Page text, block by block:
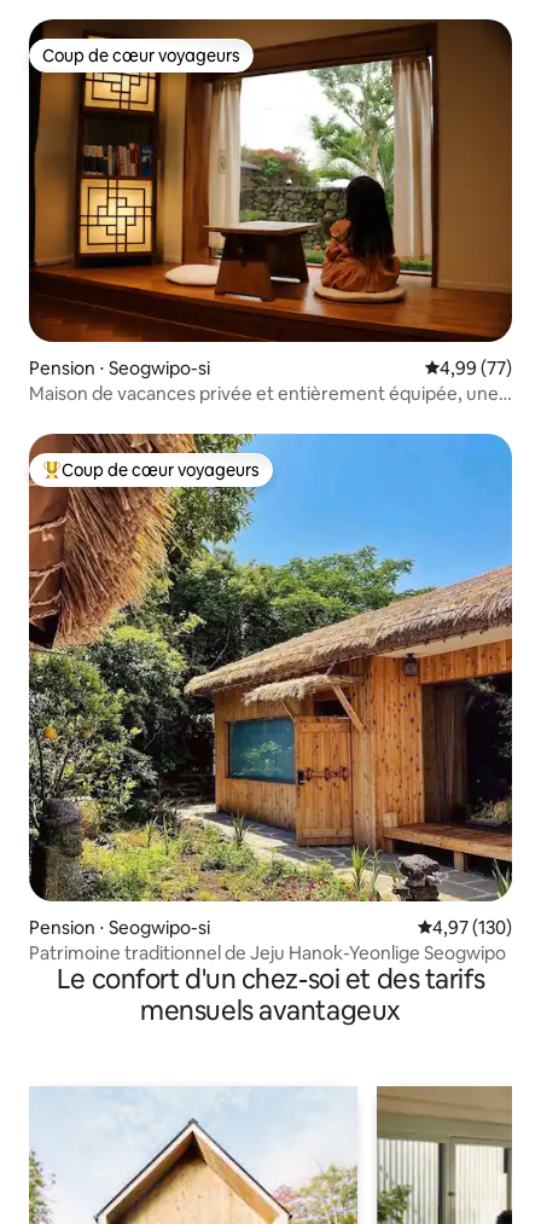
exclusif
Coup de cœur voyageurs
Coup de cœur voyageurs
Pension ⋅ Seogwipo-si Évaluation
4,99 (77)
Maison de vacances privée et entièrement équipée, une
Coups de cœur voyageurs les plus appréciés
Coup de cœur voyageurs
Pension ⋅ Seogwipo-si Évaluation
4,97 (130)
Patrimoine traditionnel de Jeju Hanok-Yeonlige Seogwipo
Le confort d'un chez-soi et des tarifs
mensuels avantageux